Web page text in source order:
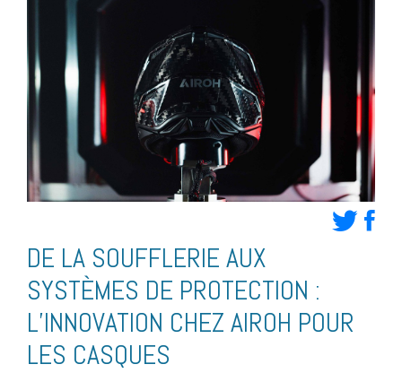
DE LA SOUFFLERIE AUX
SYSTÈMES DE PROTECTION :
L’INNOVATION CHEZ AIROH POUR
LES CASQUES